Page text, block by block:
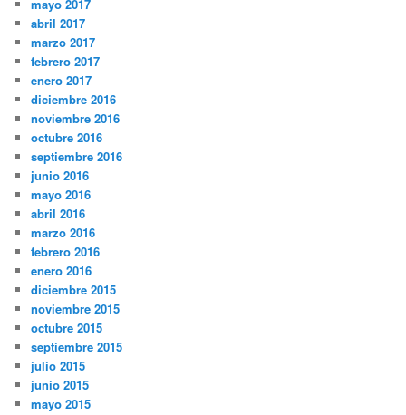
mayo 2017
abril 2017
marzo 2017
febrero 2017
enero 2017
diciembre 2016
noviembre 2016
octubre 2016
septiembre 2016
junio 2016
mayo 2016
abril 2016
marzo 2016
febrero 2016
enero 2016
diciembre 2015
noviembre 2015
octubre 2015
septiembre 2015
julio 2015
junio 2015
mayo 2015